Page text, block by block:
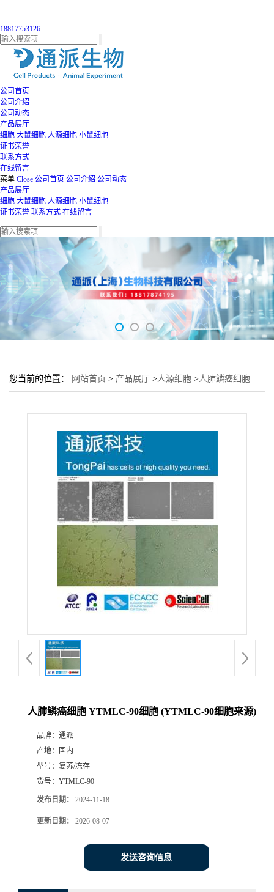
18817753126
公司首页
公司介绍
公司动态
产品展厅
细胞 大鼠细胞 人源细胞 小鼠细胞
证书荣誉
联系方式
在线留言
菜单 Close 公司首页 公司介绍 公司动态
产品展厅
细胞 大鼠细胞 人源细胞 小鼠细胞
证书荣誉 联系方式 在线留言
您当前的位置： 网站首页 > 产品展厅 >人源细胞 >人肺鳞癌细胞
人肺鳞癌细胞 YTMLC-90细胞 (YTMLC-90细胞来源)
品牌： 通派
产地：
国内
型号： 复苏/冻存
货号： YTMLC-90
发布日期： 2024-11-18
更新日期： 2026-08-07
发送咨询信息